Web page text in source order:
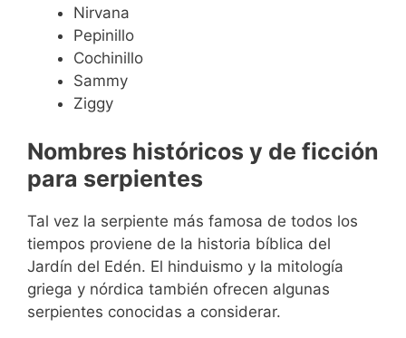
Nirvana
Pepinillo
Cochinillo
Sammy
Ziggy
Nombres históricos y de ficción
para serpientes
Tal vez la serpiente más famosa de todos los
tiempos proviene de la historia bíblica del
Jardín del Edén. El hinduismo y la mitología
griega y nórdica también ofrecen algunas
serpientes conocidas a considerar.